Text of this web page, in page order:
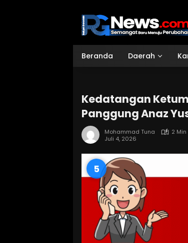
Beranda Daerah
Kedatangan
Panggung Anaz
Mohammad Tuna
2
Juli 4, 2026
4